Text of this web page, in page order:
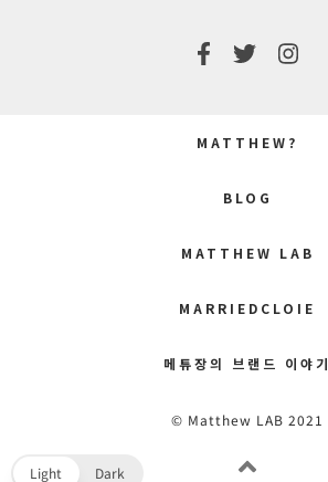
MATTHEW?
BLOG
MATTHEW LAB
MARRIEDCLOIE
메튜장의 브랜드 이야기
© Matthew LAB 2021
Light Dark